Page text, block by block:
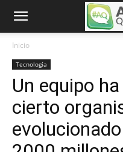
Inicio
Tecnología
Un equipo
cierto